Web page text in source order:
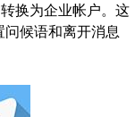
换为企业帐户。这
候语和离开消息